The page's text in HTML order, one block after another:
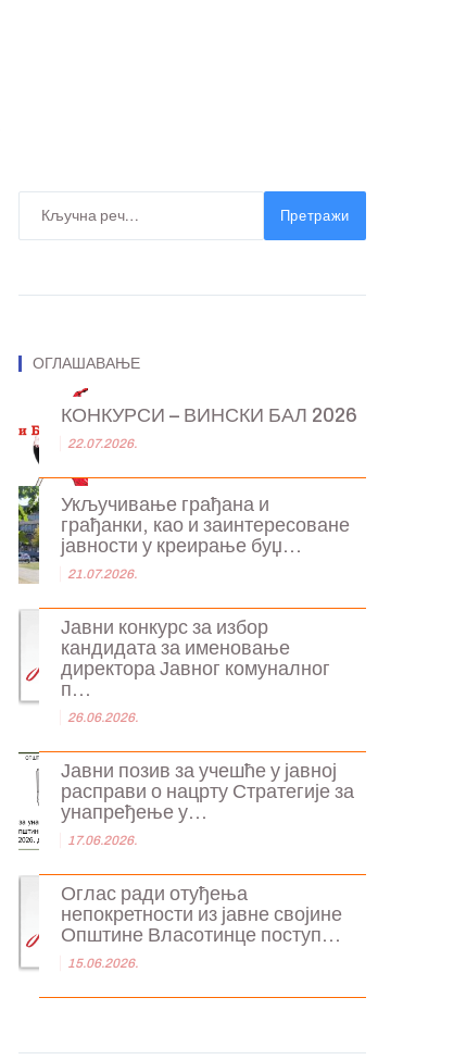
Претражи
ОГЛАШАВАЊЕ
КОНКУРСИ – ВИНСКИ БАЛ 2026
22.07.2026.
Укључивање грађана и
грађанки, као и заинтересоване
јавности у креирање буџ...
21.07.2026.
Јавни конкурс за избор
кандидата за именовање
директора Јавног комуналног
п...
26.06.2026.
Јавни позив за учешће у јавној
расправи о нацрту Стратегије за
унапређење у...
17.06.2026.
Оглас ради отуђења
непокретности из јавне својине
Општине Власотинце поступ...
15.06.2026.